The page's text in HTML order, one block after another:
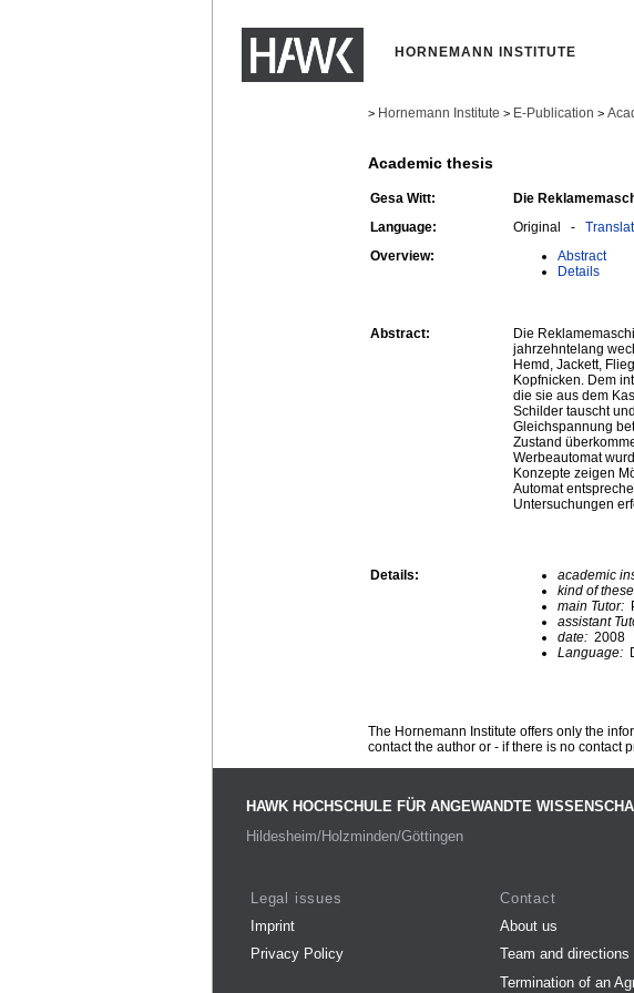
HORNEMANN INSTITUTE
> Hornemann Institute > E-Publication >
Academic thesis
Gesa Witt: Die
Language: Original -
Overview:
Abstract
Details
Abstract:
Die
jahrzehntelang
Hemd, Jackett,
Kopfnicken. Dem
die sie aus dem
Schilder tauscht
Gleichspannung
Zustand
Werbeautomat
Konzepte zeigen
Automat
Untersuchungen
Details: academic
kind of
main Tutor:
assistant
date: 2008
Language:
The Hornemann Institute offers only the
contact the author or - if there is no contact
HAWK HOCHSCHULE FÜR ANGEWANDTE
Hildesheim/Holzminden/Göttingen
Legal issues
Imprint
Privacy Policy
Contact
About us
Team and directions
Termination of an